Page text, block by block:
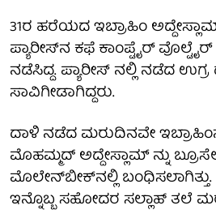
31ರ ಹರೆಯದ ಇಬ್ರಾಹಿಂ
ಪ್ಯಾರೀಸ್‌ನ ಕಫೆ ಕಾಂಪ್ಟೈರ್
ನಡೆಸಿದ್ದ. ಪ್ಯಾರೀಸ್ ನಲ್ಲಿ ನಡೆದ
ಸಾವಿಗೀಡಾಗಿದ್ದರು.
ದಾಳಿ ನಡೆದ ಮರುದಿನವೇ
ಮೊಹಮ್ಮದ್ ಅದ್ದೇಸ್ಲಾಮ್ ನ್ನು
ಮೊಲೇನ್‌ಬೀಕ್‌ನಲ್ಲಿ
ಇನ್ನೊಬ್ಬ ಸಹೋದರ ಸಲ್ಲಾಹ್ ತಲೆ